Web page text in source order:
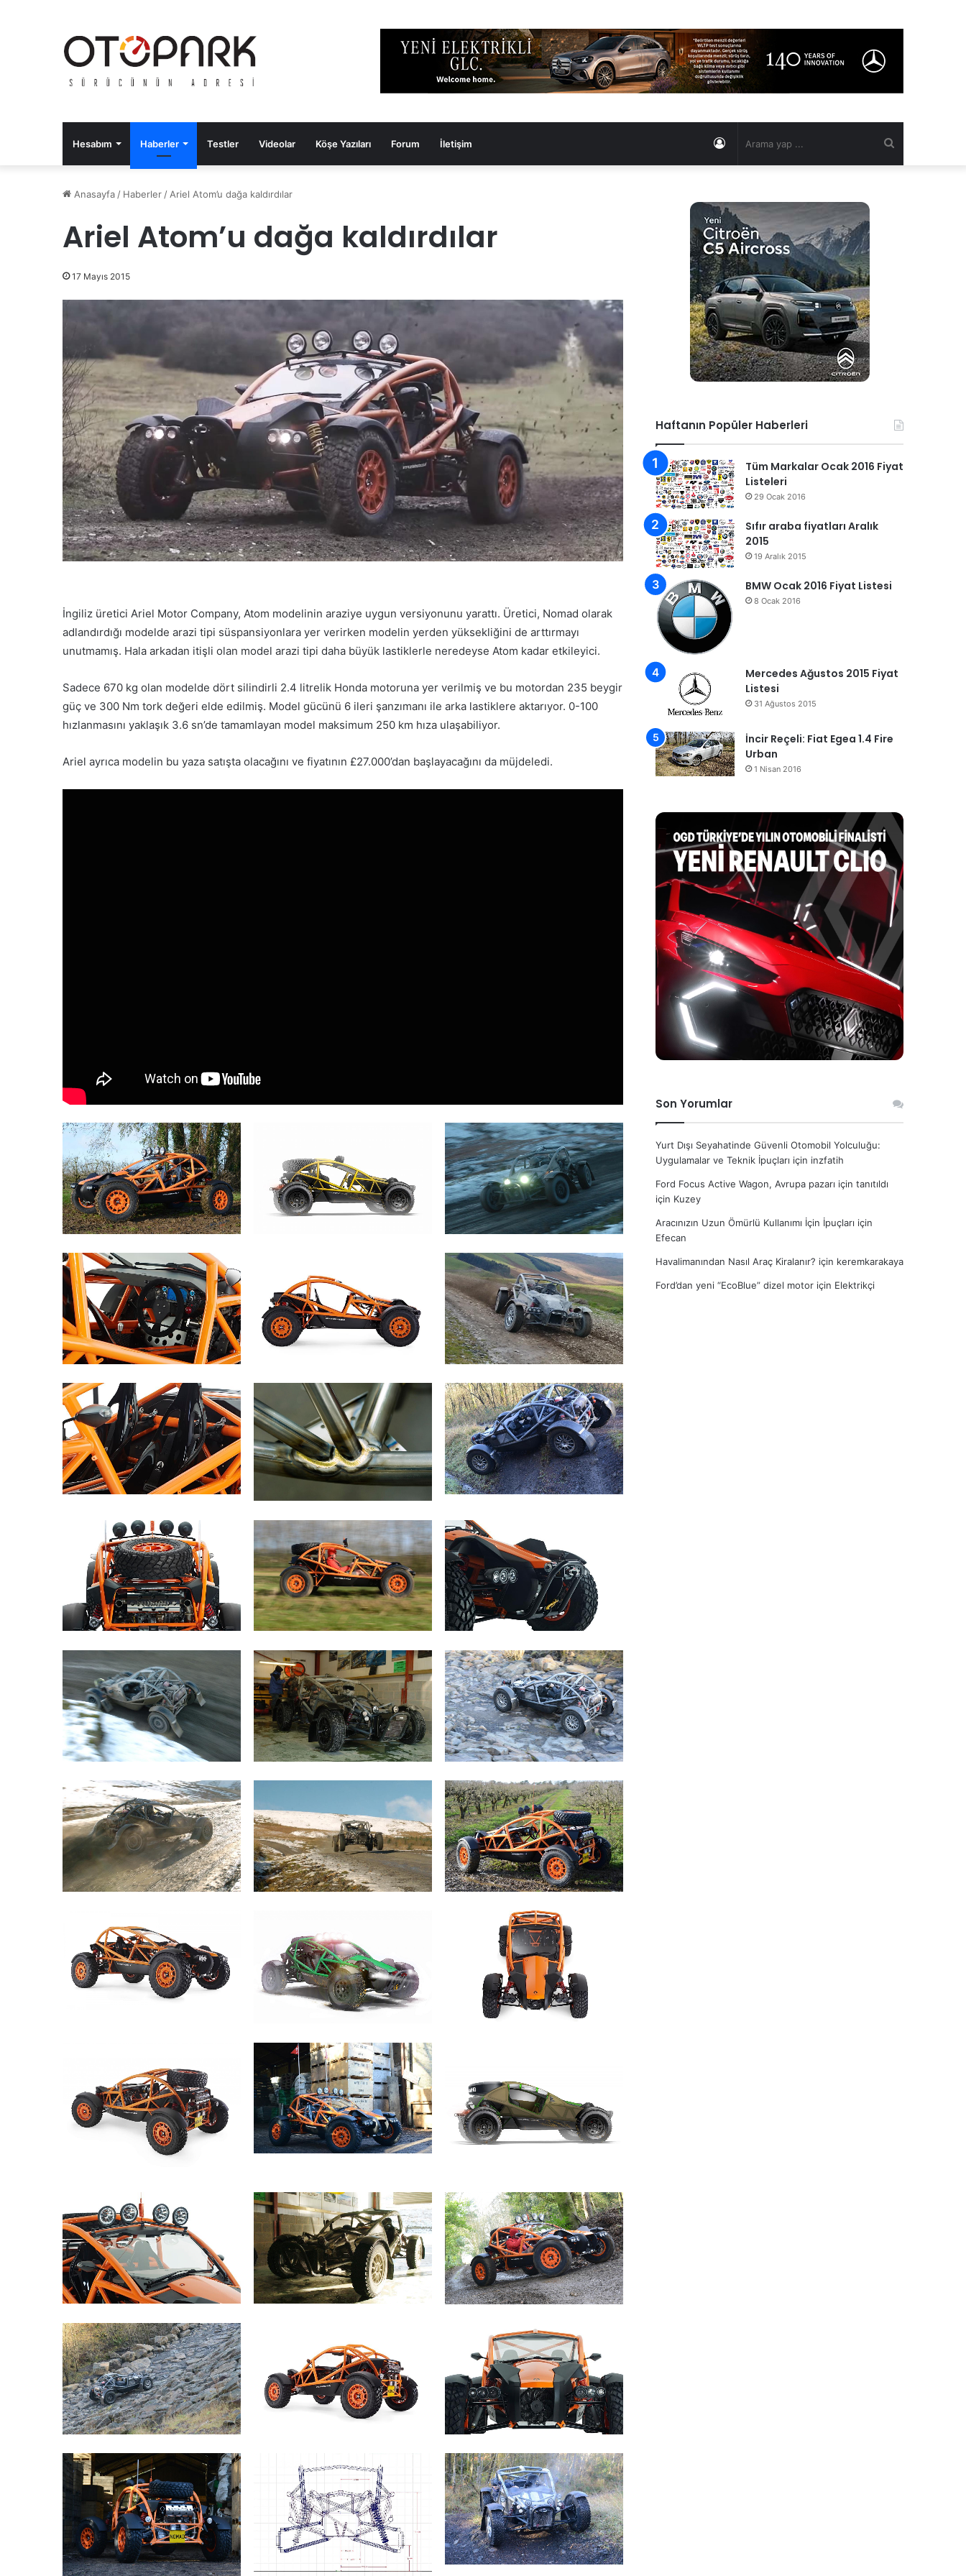
Hesabım Haberler Testler Videolar Köşe Yazıları Forum İletişim Kayıt
Anasayfa / Haberler / Ariel Atom’u dağa kaldırdılar
Ariel Atom’u dağa kaldırdılar
17 Mayıs 2015
İngiliz üretici Ariel Motor Company, Atom modelinin araziye uygun versiyonunu yarattı. Üretici, Nomad olarak
adlandırdığı modelde arazi tipi süspansiyonlara yer verirken modelin yerden yüksekliğini de arttırmayı
unutmamış. Hala arkadan itişli olan model arazi tipi daha büyük lastiklerle neredeyse Atom kadar etkileyici.
Sadece 670 kg olan modelde dört silindirli 2.4 litrelik Honda motoruna yer verilmiş ve bu motordan 235 beygir
güç ve 300 Nm tork değeri elde edilmiş. Model gücünü 6 ileri şanzımanı ile arka lastiklere aktarıyor. 0-100
hızlanmasını yaklaşık 3.6 sn’de tamamlayan model maksimum 250 km hıza ulaşabiliyor.
Ariel ayrıca modelin bu yaza satışta olacağını ve fiyatının £27.000’dan başlayacağını da müjdeledi.
Haftanın Popüler Haberleri
Tüm Markalar Ocak 2016 Fiyat
Listeleri
29 Ocak 2016
Sıfır araba fiyatları Aralık
2015
19 Aralık 2015
BMW Ocak 2016 Fiyat Listesi
8 Ocak 2016
Mercedes Ağustos 2015 Fiyat
Listesi
31 Ağustos 2015
İncir Reçeli: Fiat Egea 1.4 Fire
Urban
1 Nisan 2016
Son Yorumlar
Yurt Dışı Seyahatinde Güvenli Otomobil Yolculuğu:
Uygulamalar ve Teknik İpuçları için inzfatih
Ford Focus Active Wagon, Avrupa pazarı için tanıtıldı
için Kuzey
Aracınızın Uzun Ömürlü Kullanımı İçin İpuçları için
Efecan
Havalimanından Nasıl Araç Kiralanır? için keremkarakaya
Ford’dan yeni “EcoBlue” dizel motor için Elektrikçi